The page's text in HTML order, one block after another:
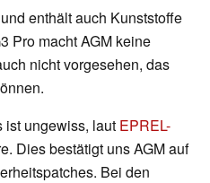
enthält auch Kunststoffe
Pro macht AGM keine
nicht vorgesehen, das
ist ungewiss, laut EPREL-
Dies bestätigt uns AGM auf
Bei den